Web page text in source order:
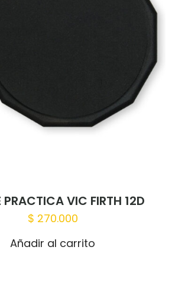
5 of 5
*
mi nombre, correo electrónico
este navegador para la
PRACTICA VIC FIRTH 12D
$ 270.000
Añadir al carrito